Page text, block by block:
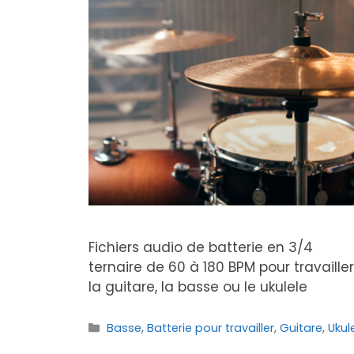
Fichiers audio de batterie en 3/4
ternaire de 60 à 180 BPM pour travailler
la guitare, la basse ou le ukulele
Catégories
Basse,Batterie pour travailler,Guitare,